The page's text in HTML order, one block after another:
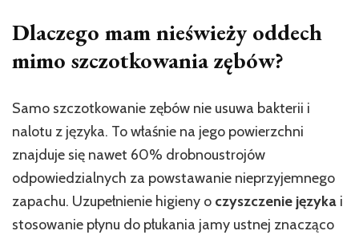
Dlaczego mam nieświeży oddech
mimo szczotkowania zębów?
Samo szczotkowanie zębów nie usuwa bakterii i
nalotu z języka. To właśnie na jego powierzchni
znajduje się nawet 60% drobnoustrojów
odpowiedzialnych za powstawanie nieprzyjemnego
zapachu. Uzupełnienie higieny o czyszczenie języka i
stosowanie płynu do płukania jamy ustnej znacząco